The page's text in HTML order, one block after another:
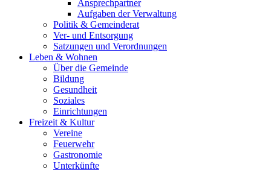
Ansprechpartner
Aufgaben der Verwaltung
Politik & Gemeinderat
Ver- und Entsorgung
Satzungen und Verordnungen
Leben & Wohnen
Über die Gemeinde
Bildung
Gesundheit
Soziales
Einrichtungen
Freizeit & Kultur
Vereine
Feuerwehr
Gastronomie
Unterkünfte